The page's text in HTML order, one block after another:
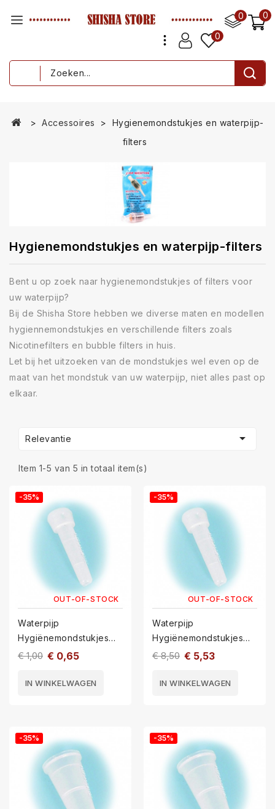
0
0
0
Accessoires
Hygienemondstukjes en waterpijp-
filters
Hygienemondstukjes en waterpijp-filters
Bent u op zoek naar hygienemondstukjes of filters voor
uw waterpijp?
Bij de Shisha Store hebben we diverse maten en modellen
hygiennemondstukjes en verschillende filters zoals
Nicotinefilters en bubble filters in huis.
Let bij het uitzoeken van de mondstukjes wel even op de
maat van het mondstuk van uw waterpijp, niet alles past op
elkaar.
Relevantie 
Item 1-5 van 5 in totaal item(s)
-35%
OUT-OF-STOCK
Waterpijp
Hygiënemondstukjes
HM1-10
€ 1,00 € 0,65
IN WINKELWAGEN
-35%
OUT-OF-STOCK
Waterpijp
Hygiënemondstukjes
HM1-100
€ 8,50 € 5,53
IN WINKELWAGEN
-35% -35%